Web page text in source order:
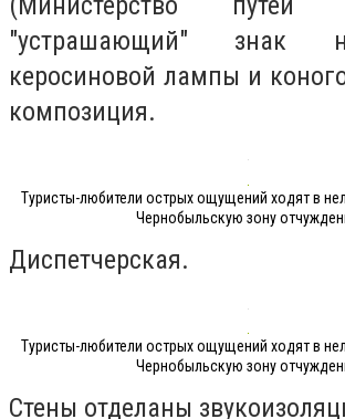
"устрашающий" знак
керосиновой лампы и
композиция.
Туристы-любители острых ощущений ходят в
Чернобыльскую зону
Диспетчерская.
Туристы-любители острых ощущений ходят в
Чернобыльскую зону
Стены отделаны